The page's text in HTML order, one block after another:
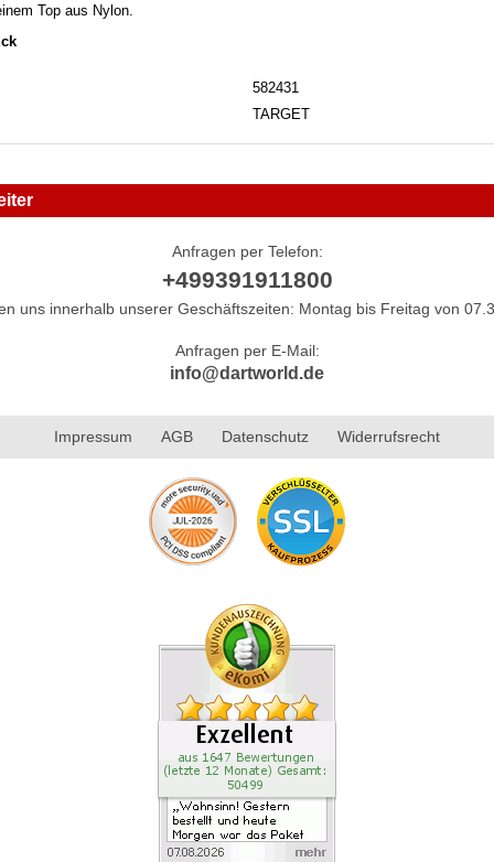
Top aus Nylon.
582431
TARGET
Anfragen per Telefon:
+499391911800
uns innerhalb unserer Geschäftszeiten: Montag bis Freitag von
Anfragen per E-Mail:
info@dartworld.de
Impressum AGB Datenschutz Widerrufsrecht